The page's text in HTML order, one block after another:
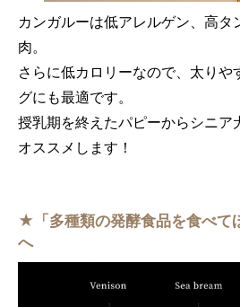
カンガルーは低アレルゲン、高タ
肉。
さらに低カロリーなので、太りや
グにも最適です。
授乳期を終えたパピーからシニア
オススメします！
★「多種類の発酵食品を食べて
へ